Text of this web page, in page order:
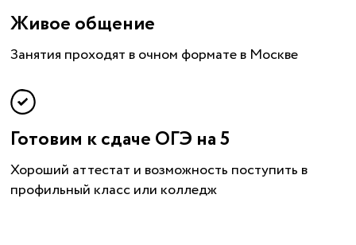
Живое общение
Занятия проходят в очном формате в Москве
Готовим к сдаче ОГЭ на 5
Хороший аттестат и возможность поступить в
профильный класс или колледж